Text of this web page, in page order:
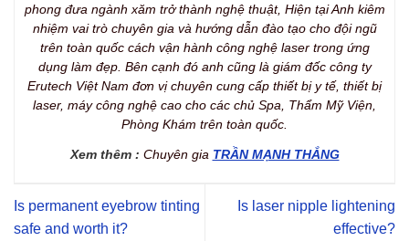
phong đưa ngành xăm trở thành nghệ thuật, Hiện tại Anh kiêm
nhiệm vai trò chuyên gia và hướng dẫn đào tạo cho đội ngũ
trên toàn quốc cách vận hành công nghệ laser trong ứng
dụng làm đẹp. Bên cạnh đó anh cũng là giám đốc công ty
Erutech Việt Nam đơn vị chuyên cung cấp thiết bị y tế, thiết bị
laser, máy công nghệ cao cho các chủ Spa, Thẩm Mỹ Viện,
Phòng Khám trên toàn quốc.
Xem thêm : Chuyên gia TRẦN MẠNH THẮNG
Is permanent eyebrow tinting
safe and worth it?
Is laser nipple lightening
effective?